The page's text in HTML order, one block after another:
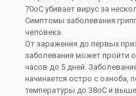
70оС убивает вирус за
Симптомы заболевания
человека.
От заражения до первых
заболевания может пройти
часов до 5 дней.
начинается остро с озноба,
температуры до 38оС и